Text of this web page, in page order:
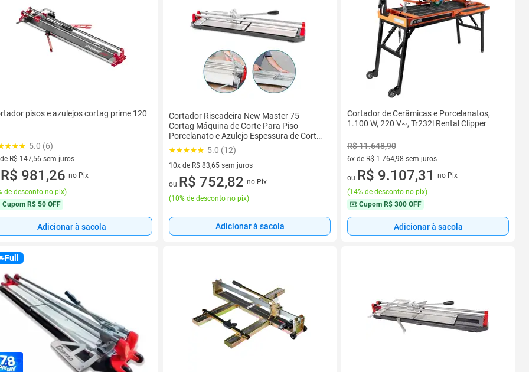
pisos e azulejos cortag prime 120
5.0 (6)
R$ 147,56 sem juros
de R$ 147,56 sem juros
R$ 981,26 no Pix
de desconto no pix)
Cupom R$ 50 OFF
Adicionar à sacola
Cortador Riscadeira New Master 75
Cortag Máquina de Corte Para Piso
Porcelanato e Azulejo Espessura de Corte
12mm Tipo Manual Profissional
5.0 (12)
10x de R$ 83,65 sem juros
10 vez de R$ 83,65 sem juros
ou R$ 752,82 no Pix
(10% de desconto no pix)
Adicionar à sacola
Cortador de Cerâmicas e Porcelanatos,
1.100 W, 220 V~, Tr232l Rental Clipper
R$ 11.648,90
6x de R$ 1.764,98 sem juros
6 vez de R$ 1.764,98 sem juros
ou R$ 9.107,31
no Pix
(14% de desconto no pix)
Cupom R$ 300 OFF
Adicionar à sacola
Full